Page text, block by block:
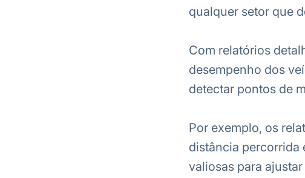
qualquer setor que
Com relatórios
desempenho dos
detectar pontos de
Por exemplo, os
distância percorrida
valiosas para